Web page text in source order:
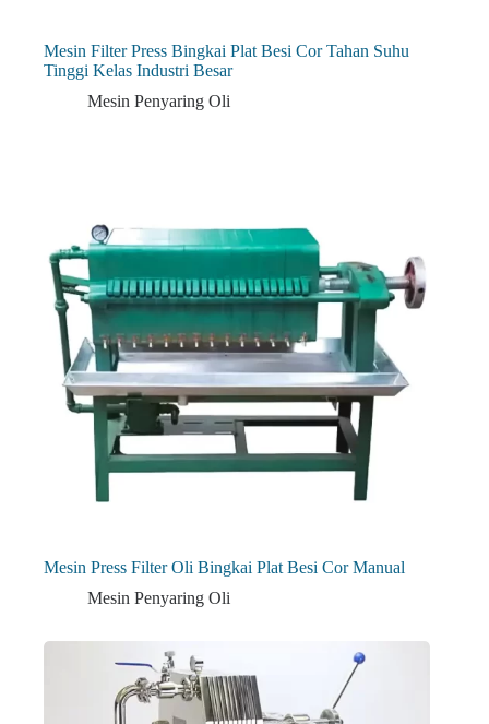
Mesin Filter Press Bingkai Plat Besi Cor Tahan Suhu
Tinggi Kelas Industri Besar
Mesin Penyaring Oli
Mesin Press Filter Oli Bingkai Plat Besi Cor Manual
Mesin Penyaring Oli